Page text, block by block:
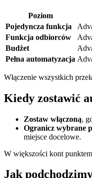
Poziom
Pojedyncza funkcja
Funkcja odbiorców
Budżet
Pełna automatyzacja
Włączenie wszystkich
Kiedy zostawić
Zostaw włączoną,
Ogranicz wybrane
miejsce docelowe.
W większości kont
Jak